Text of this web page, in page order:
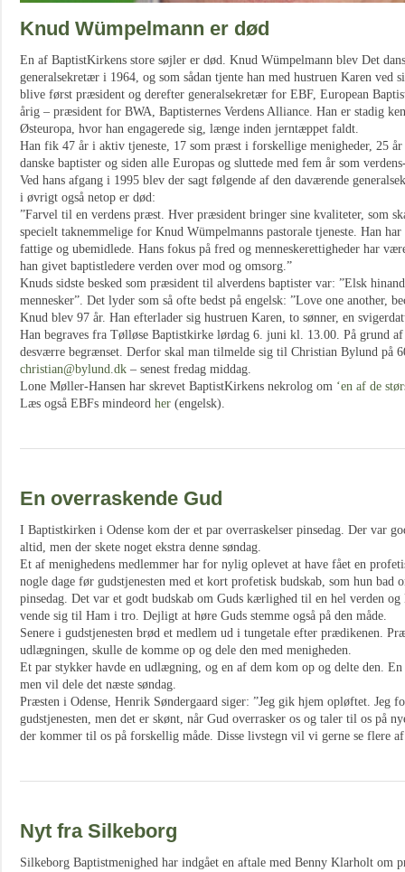
Knud Wümpelmann er død
En af BaptistKirkens store søjler er død. Knud Wümpelmann blev Det
generalsekretær i 1964, og som sådan tjente han med hustruen Karen ved
blive først præsident og derefter generalsekretær for EBF, European
årig – præsident for BWA, Baptisternes Verdens Alliance. Han er stadig
Østeuropa, hvor han engagerede sig, længe inden jerntæppet faldt.
Han fik 47 år i aktiv tjeneste, 17 som præst i forskellige menigheder, 25
danske baptister og siden alle Europas og sluttede med fem år som
Ved hans afgang i 1995 blev der sagt følgende af den daværende
i øvrigt også netop er død:
”Farvel til en verdens præst. Hver præsident bringer sine kvaliteter, som
specielt taknemmelige for Knud Wümpelmanns pastorale tjeneste. Han
fattige og ubemidlede. Hans fokus på fred og menneskerettigheder har
han givet baptistledere verden over mod og omsorg.”
Knuds sidste besked som præsident til alverdens baptister var: ”Elsk
mennesker”. Det lyder som så ofte bedst på engelsk: ”Love one another,
Knud blev 97 år. Han efterlader sig hustruen Karen, to sønner, en
Han begraves fra Tølløse Baptistkirke lørdag 6. juni kl. 13.00. På grund
desværre begrænset. Derfor skal man tilmelde sig til Christian Bylund på
christian@bylund.dk – senest fredag middag.
Lone Møller-Hansen har skrevet BaptistKirkens nekrolog om ‘en af de
Læs også EBFs mindeord her (engelsk).
En overraskende Gud
I Baptistkirken i Odense kom der et par overraskelser pinsedag. Der var
altid, men der skete noget ekstra denne søndag.
Et af menighedens medlemmer har for nylig oplevet at have fået en
nogle dage før gudstjenesten med et kort profetisk budskab, som hun bad
pinsedag. Det var et godt budskab om Guds kærlighed til en hel verden
vende sig til Ham i tro. Dejligt at høre Guds stemme også på den måde.
Senere i gudstjenesten brød et medlem ud i tungetale efter prædikenen.
udlægningen, skulle de komme op og dele den med menigheden.
Et par stykker havde en udlægning, og en af dem kom op og delte den.
men vil dele det næste søndag.
Præsten i Odense, Henrik Søndergaard siger: ”Jeg gik hjem opløftet. Jeg
gudstjenesten, men det er skønt, når Gud overrasker os og taler til os på
der kommer til os på forskellig måde. Disse livstegn vil vi gerne se flere
Nyt fra Silkeborg
Silkeborg Baptistmenighed har indgået en aftale med Benny Klarholt om